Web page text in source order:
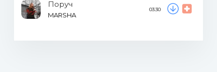
Поруч
MARSHA
03:30